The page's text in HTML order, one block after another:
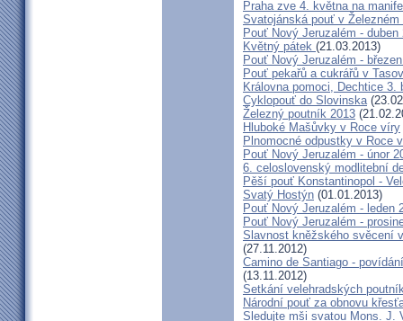
Praha zve 4. května na
Svatojánská pouť v Železném
Pouť Nový Jeruzalém - duben
Květný pátek (21.03.2013)
Pouť Nový Jeruzalém -
Pouť pekařů a cukrářů v
Královna pomoci, Dechtice
Cyklopouť do Slovinska
Železný poutník 2013
Hluboké Mašůvky v Roce víry
Plnomocné odpustky v Roce
Pouť Nový Jeruzalém - únor
6. celoslovenský modlitební
Pěší pouť Konstantinopol -
Svatý Hostýn (01.01.2013)
Pouť Nový Jeruzalém - leden
Pouť Nový Jeruzalém -
Slavnost kněžského svěcení
(27.11.2012)
Camino de Santiago -
(13.11.2012)
Setkání velehradských
Národní pouť za obnovu
Sledujte mši svatou Mons. J.